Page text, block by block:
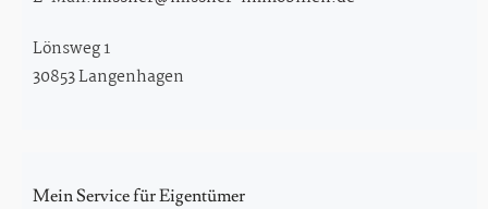
Lönsweg 1
30853 Langenhagen
Mein Service für Eigentümer